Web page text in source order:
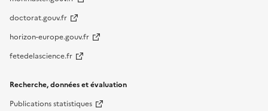
doctorat.gouv.fr
horizon-europe.gouv.fr
fetedelascience.fr
Recherche, données et évaluation
Publications statistiques